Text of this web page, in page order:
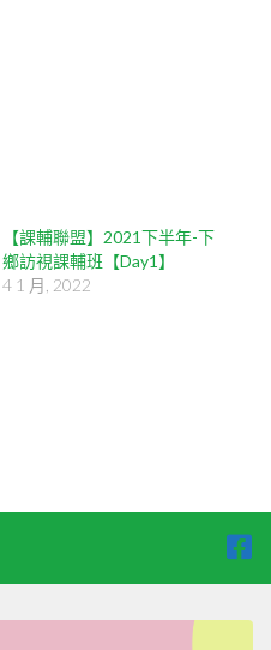
【課輔聯盟】2021下半年-下
鄉訪視課輔班【Day1】
4 1 月, 2022